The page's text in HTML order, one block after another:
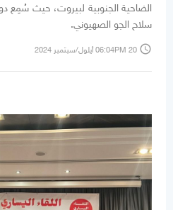
الضاحية الجنوبية لبيروت، حيث سُمِع
سلاح الجو الصهيوني.
access_time 06:04PM 20 أيلول/سبتمبر 2024